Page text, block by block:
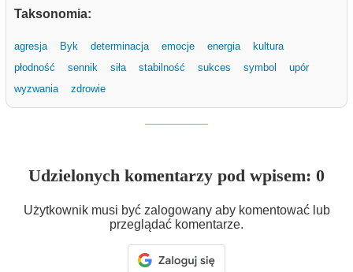
Taksonomia:
agresja Byk determinacja emocje energia
kultura
płodność
sennik siła stabilność sukces symbol
upór
wyzwania
zdrowie
Udzielonych komentarzy pod wpisem: 0
Użytkownik musi być zalogowany aby komentować lub
przeglądać komentarze.